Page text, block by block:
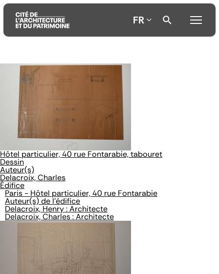
contenu
principal
menu
principal
recherche
FR
Hôtel particulier, 40 rue Fontarabie, tabouret
Dessin
Auteur(s)
Delacroix, Charles
Édifice
Paris - Hôtel particulier, 40 rue Fontarabie
Auteur(s) de l'édifice
Delacroix, Henry : Architecte
Delacroix, Charles : Architecte